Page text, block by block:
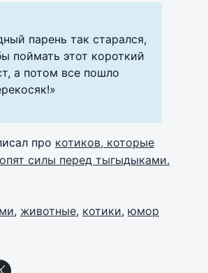
парень так старался,
поймать этот короткий
а потом все пошло
про котиков, которые
силы перед тыгыдыками.
, животные, котики, юмор